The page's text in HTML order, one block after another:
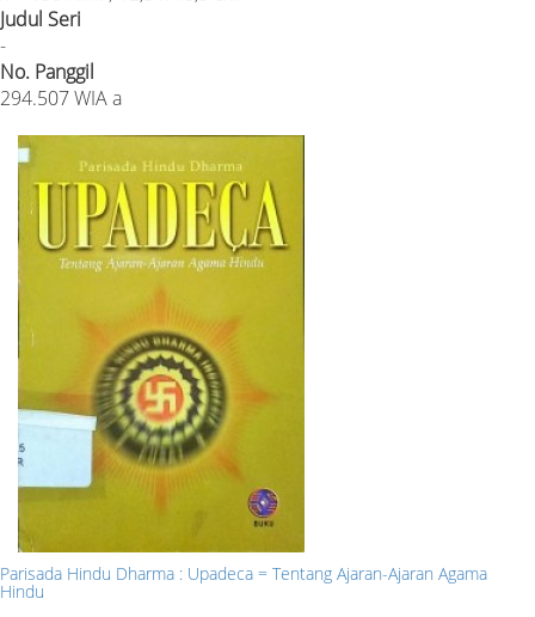
Judul Seri
-
No. Panggil
294.507 WIA a
Parisada Hindu Dharma : Upadeca = Tentang Ajaran-Ajaran Agama
Hindu